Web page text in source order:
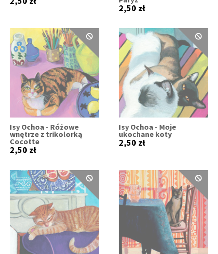
2,50 zł
Isy Ochoa - Różowe
wnętrze z trikolorką
Cocotte
2,50 zł
Isy Ochoa - Moje
ukochane koty
2,50 zł